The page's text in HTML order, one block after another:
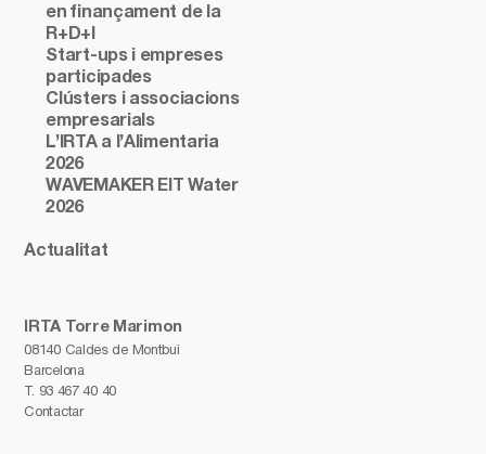
IRTA Torre Marimon
08140 Caldes de Montbui
Barcelona
T. 93 467 40 40
Contactar
en finançament de la
R+D+I
Start-ups i empreses
participades
Clústers i associacions
empresarials
L’IRTA a l’Alimentaria
2026
WAVEMAKER EIT Water
2026
Actualitat